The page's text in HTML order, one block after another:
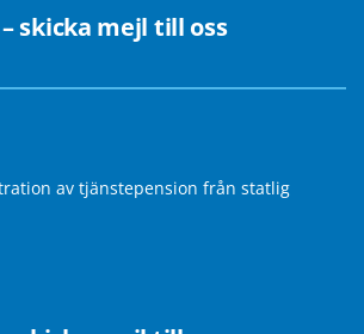
skicka mejl till oss
av tjänstepension från statlig